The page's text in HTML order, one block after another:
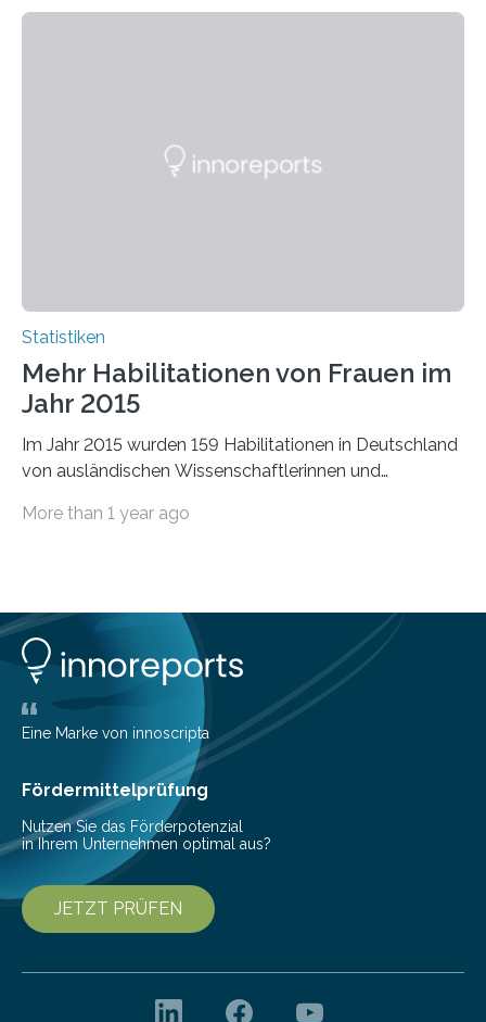
Statistiken
Mehr Habilitationen von Frauen im
Jahr 2015
Im Jahr 2015 wurden 159 Habilitationen in Deutschland
von ausländischen Wissenschaftlerinnen und
More than 1 year ago
Eine Marke von innoscripta
Fördermittelprüfung
Nutzen Sie das Förderpotenzial
in Ihrem Unternehmen optimal aus?
JETZT PRÜFEN